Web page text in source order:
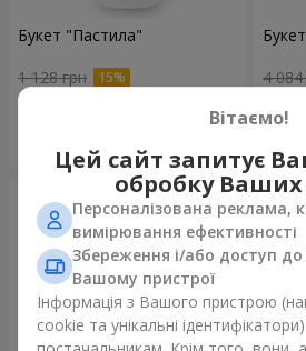
Букет "Пастила"
1 128 грн 4 084
Вітаємо!
Цей сайт запитує
обробку
Персоналізована реклама,
вимірювання ефективності
Збереження і/або доступ до
Вашому пристрої
Інформація з Вашого пристрою
cookie та унікальні